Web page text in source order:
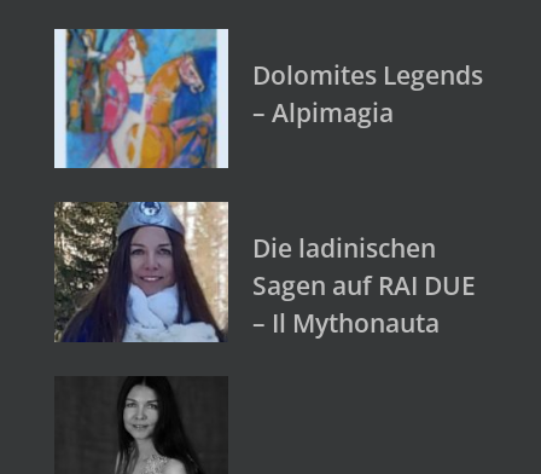
Dolomites Legends
– Alpimagia
Die ladinischen
Sagen auf RAI DUE
– Il Mythonauta